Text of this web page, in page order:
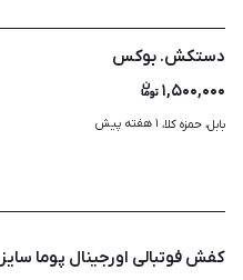
دستکش. بوکس
۱,۵۰۰,۰۰۰
بابل، حمزه کلا، ۱ هفته پیش
کفش فوتبالی اورجینال پوما سایز 46